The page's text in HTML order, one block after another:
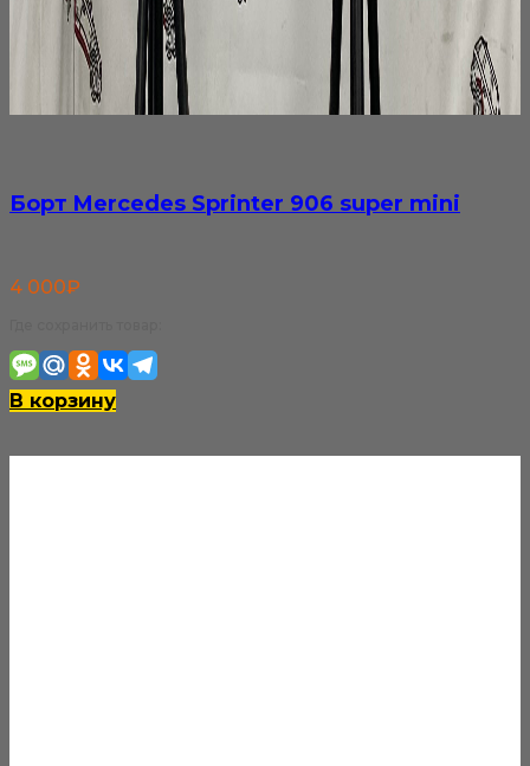
Борт Mercedes Sprinter 906 super mini
4 000₽
В корзину